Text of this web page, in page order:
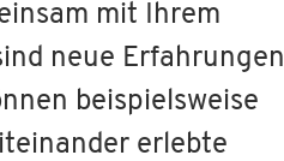
mit Ihrem
neue Erfahrungen
beispielsweise
erlebte